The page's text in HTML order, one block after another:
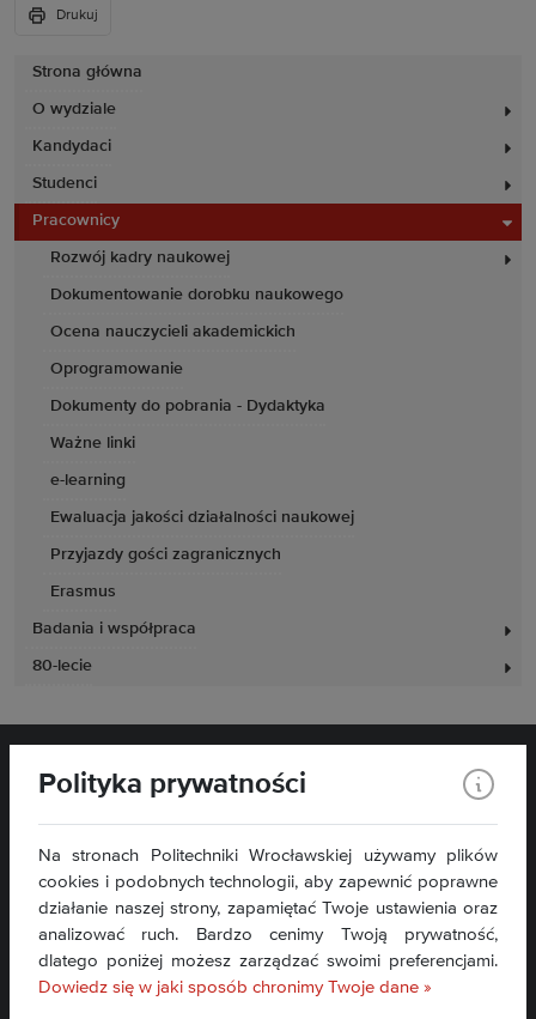
Strona główna
O wydziale
Kandydaci
Studenci
Pracownicy
Rozwój kadry naukowej
Dokumentowanie dorobku naukowego
Ocena nauczycieli akademickich
Oprogramowanie
Dokumenty do pobrania - Dydaktyka
Ważne linki
e-learning
Ewaluacja jakości działalności naukowej
Przyjazdy gości zagranicznych
Erasmus
Badania i współpraca
80-lecie
Drukuj
Wydział Elektryczny
Wybrzeże Wyspiańskiego 27
50-370 Wrocław
Mapa serwisu »
Polityka prywatności
Na stronach Politechniki Wrocławskiej używamy plików
cookies i podobnych technologii, aby zapewnić poprawne
działanie naszej strony, zapamiętać Twoje ustawienia oraz
analizować ruch. Bardzo cenimy Twoją prywatność,
dlatego poniżej możesz zarządzać swoimi preferencjami.
Dowiedz się w jaki sposób chronimy Twoje dane »